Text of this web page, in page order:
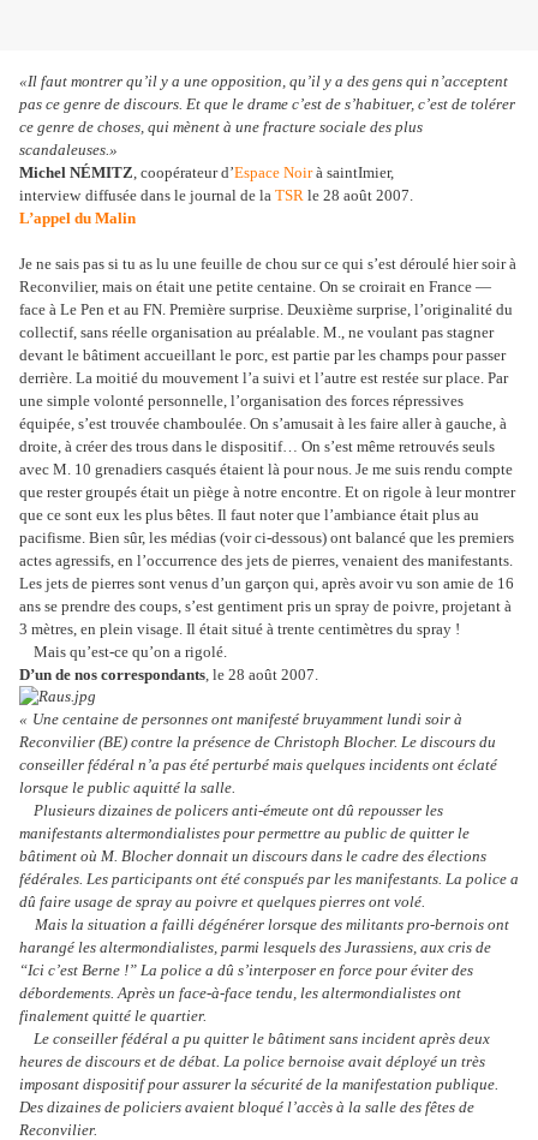
«Il faut montrer qu’il y a une opposition, qu’il y a des gens qui n’acceptent
pas ce genre de discours. Et que le drame c’est de s’habituer, c’est de tolérer
ce genre de choses, qui mènent à une fracture sociale des plus
scandaleuses.»
Michel NÉMITZ, coopérateur d’Espace Noirà saintImier,
interview diffusée dans le journal de la TSR le 28 août 2007.
L’appel du Malin
Je ne sais pas si tu as lu une feuille de chou sur ce qui s’est déroulé hier soir à
Reconvilier, mais on était une petite centaine. On se croirait en France —
face à Le Pen et au FN. Première surprise. Deuxième surprise, l’originalité du
collectif, sans réelle organisation au préalable. M., ne voulant pas stagner
devant le bâtiment accueillant le porc, est partie par les champs pour passer
derrière. La moitié du mouvement l’a suivi et l’autre est restée sur place. Par
une simple volonté personnelle, l’organisation des forces répressives
équipée, s’est trouvée chamboulée. On s’amusait à les faire aller à gauche, à
droite, à créer des trous dans le dispositif… On s’est même retrouvés seuls
avec M. 10 grenadiers casqués étaient là pour nous. Je me suis rendu compte
que rester groupés était un piège à notre encontre. Et on rigole à leur montrer
que ce sont eux les plus bêtes. Il faut noter que l’ambiance était plus au
pacifisme. Bien sûr, les médias (voir ci-dessous) ont balancé que les premiers
actes agressifs, en l’occurrence des jets de pierres, venaient des manifestants.
Les jets de pierres sont venus d’un garçon qui, après avoir vu son amie de 16
ans se prendre des coups, s’est gentiment pris un spray de poivre, projetant à
3 mètres, en plein visage. Il était situé à trente centimètres du spray !
Mais qu’est-ce qu’on a rigolé.
D’un de nos correspondants, le 28 août 2007.
« Une centaine de personnes ont manifesté bruyamment lundi soir à
Reconvilier (BE) contre la présence de Christoph Blocher. Le discours du
conseiller fédéral n’a pas été perturbé mais quelques incidents ont éclaté
lorsque le public aquitté la salle.
Plusieurs dizaines de policers anti-émeute ont dû repousser les
manifestants altermondialistes pour permettre au public de quitter le
bâtiment où M. Blocher donnait un discours dans le cadre des élections
fédérales. Les participants ont été conspués par les manifestants. La police a
dû faire usage de spray au poivre et quelques pierres ont volé.
Mais la situation a failli dégénérer lorsque des militants pro-bernois ont
harangé les altermondialistes, parmi lesquels des Jurassiens, aux cris de
“Ici c’est Berne !” La police a dû s’interposer en force pour éviter des
débordements. Après un face-à-face tendu, les altermondialistes ont
finalement quitté le quartier.
Le conseiller fédéral a pu quitter le bâtiment sans incident après deux
heures de discours et de débat. La police bernoise avait déployé un très
imposant dispositif pour assurer la sécurité de la manifestation publique.
Des dizaines de policiers avaient bloqué l’accès à la salle des fêtes de
Reconvilier.